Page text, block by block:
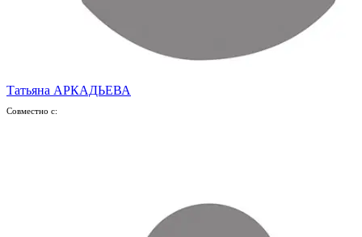
Татьяна АРКАДЬЕВА
Совместно с: